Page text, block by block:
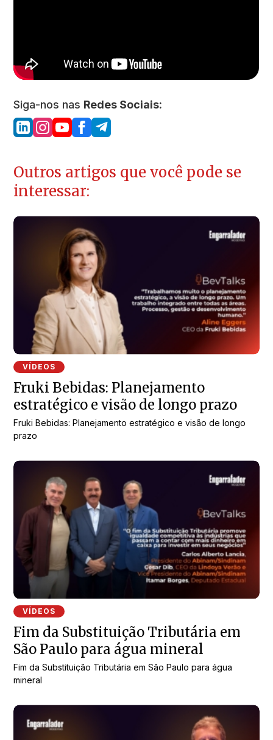
Siga-nos nas Redes Sociais:
Outros artigos que você pode se
interessar:
VÍDEOS
Fruki Bebidas: Planejamento
estratégico e visão de longo prazo
Fruki Bebidas: Planejamento estratégico e visão de longo
prazo
VÍDEOS
Fim da Substituição Tributária em
São Paulo para água mineral
Fim da Substituição Tributária em São Paulo para água
mineral